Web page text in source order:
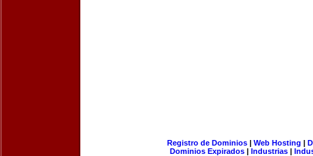
Registro de Dominios| Web Hosting |
Dominios Expirados | Industrias |